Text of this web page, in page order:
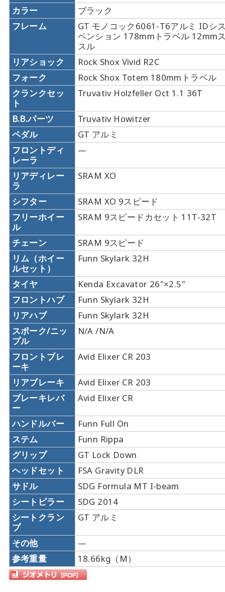
カラー
ブラック
フレーム
GT モノコック6061-T6アルミ IDシ
ペンション 178mmトラベル 12mm
スル
リアショック
Rock Shox Vivid R2C
フォーク
Rock Shox Totem 180mmトラベル
クランクセッ
ト
Truvativ Holzfeller Oct 1.1 36T
B.B.パーツ
Truvativ Howitzer
ペダル
GT アルミ
フロントディ
レーラ
—
リアディレー
ラ
SRAM XO
シフター
SRAM XO 9スピード
フリーホイー
ル
SRAM 9スピードカセット 11T-32T
チェーン
SRAM 9スピード
リム（ホイー
ルセット）
Funn Skylark 32H
タイヤ
Kenda Excavator 26"×2.5"
フロントハブ
Funn Skylark 32H
リアハブ
Funn Skylark 32H
スポーク/ニッ
プル
N/A /N/A
フロントブレ
ーキ
Avid Elixer CR 203
リアブレーキ
Avid Elixer CR 203
ブレーキレバ
ー
Avid Elixer CR
ハンドルバー
Funn Full On
ステム
Funn Rippa
グリップ
GT Lock Down
ヘッドセット
FSA Gravity DLR
サドル
SDG Formula MT I-beam
シートピラー
SDG 2014
シートクラン
プ
GT アルミ
その他
—
参考重量
18.66kg（M）